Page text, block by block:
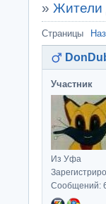
» Жители
Страницы
Участник
Из Уфа
Сообщений: